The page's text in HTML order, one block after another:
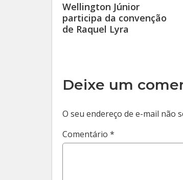
Wellington Júnior
participa da convenção
de Raquel Lyra
Deixe um
O seu endereço de e-mail não
Comentário *